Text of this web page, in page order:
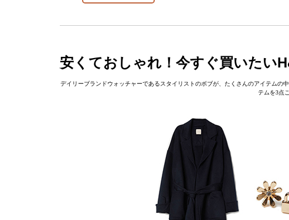
安くておしゃれ！今すぐ買いたい
デイリーブランドウォッチャーであるスタイリストのボブが、たくさんのアイテムの
テムを3点